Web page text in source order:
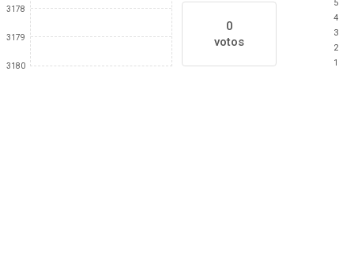
3178
3179
3180
0
votos
5
4
3
2
1